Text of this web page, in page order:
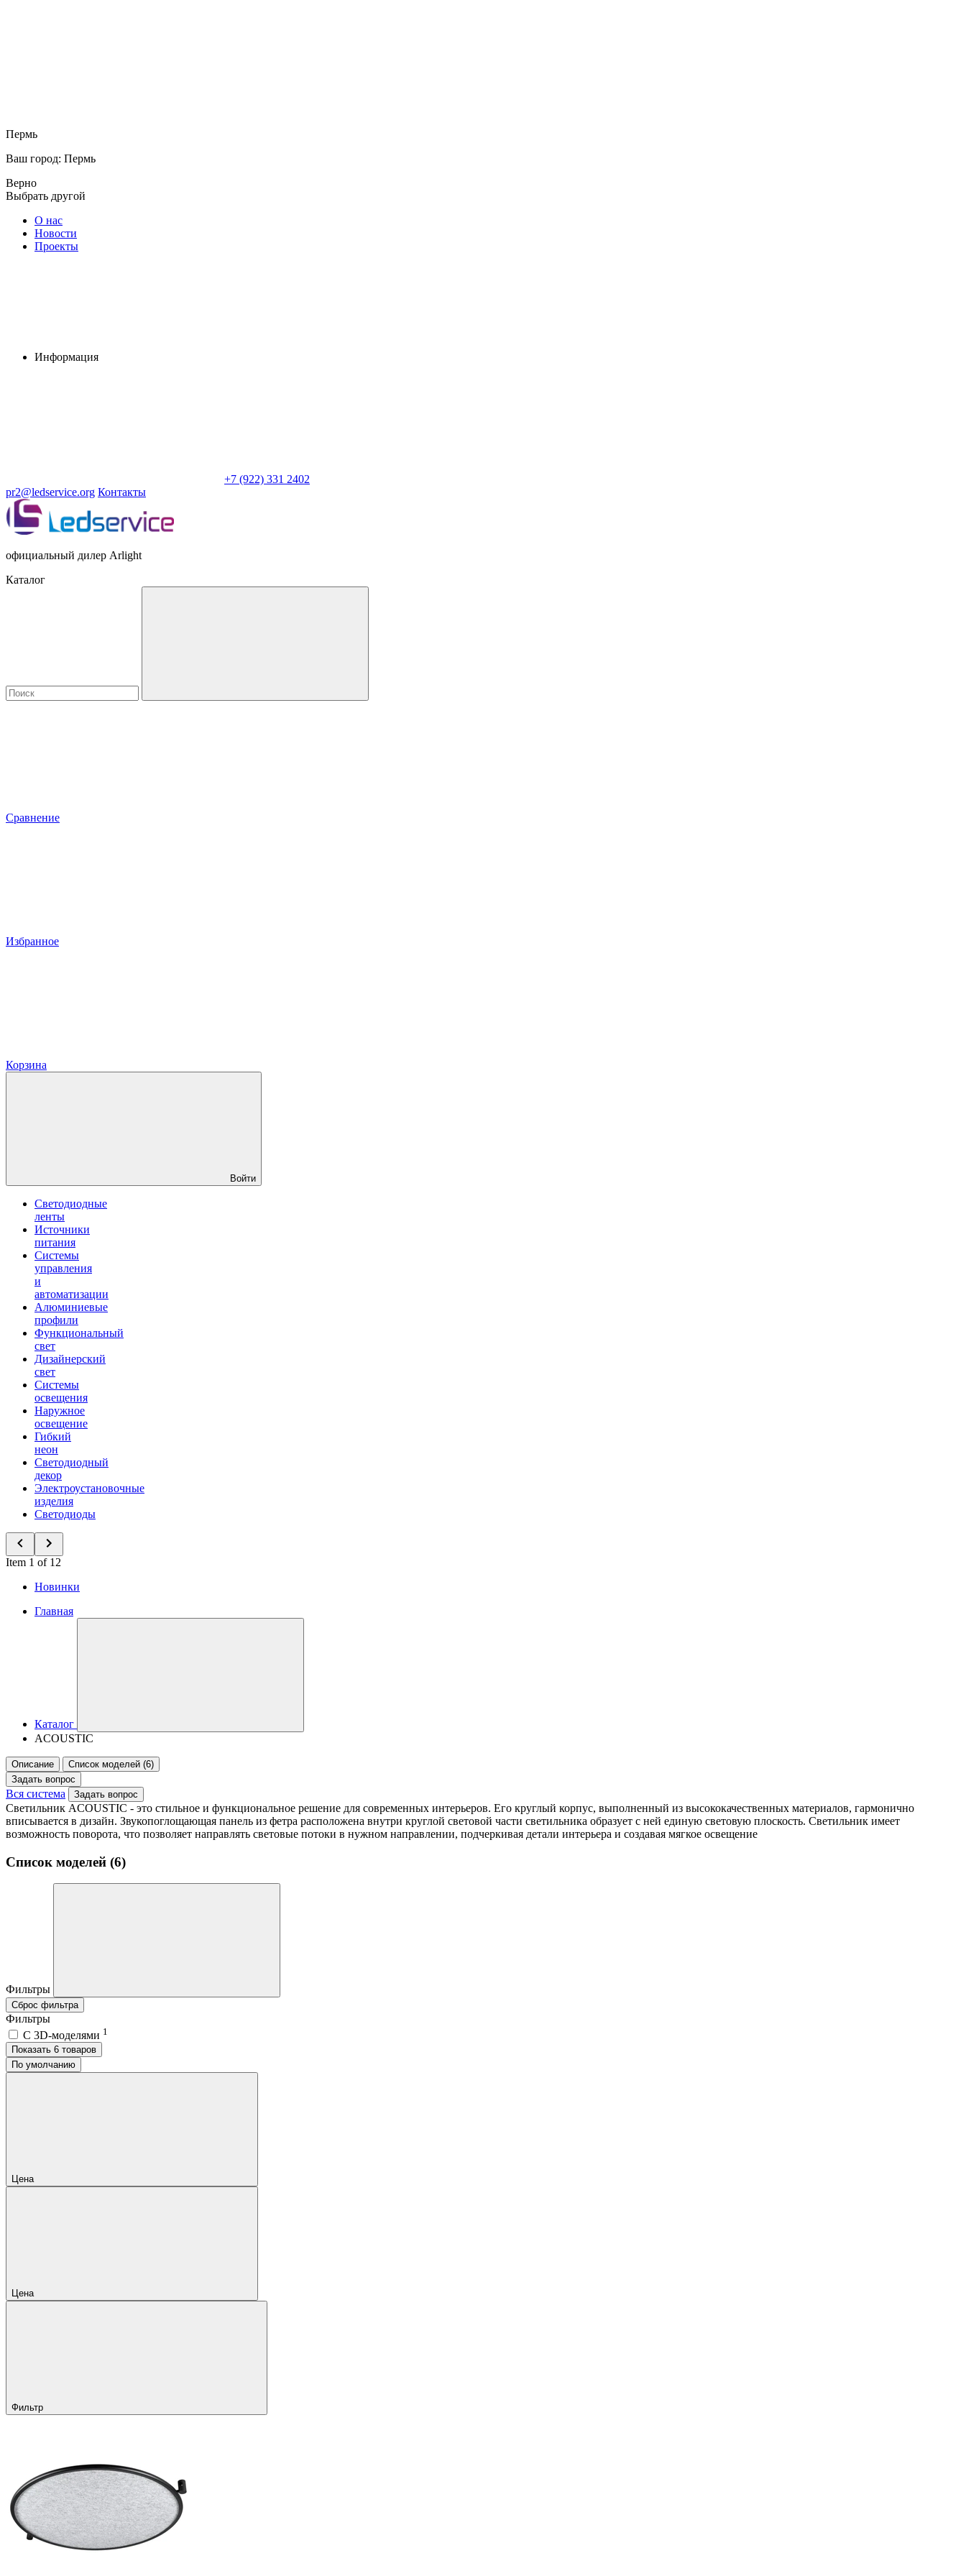
Пермь
Ваш город: Пермь
Верно
Выбрать другой
О нас
Новости
Проекты
Информация
+7 (922) 331 2402
pr2@ledservice.org Контакты
официальный дилер Arlight
Каталог
Сравнение
Избранное
Корзина
Войти
Светодиодные
ленты
Источники
питания
Системы
управления
и
автоматизации
Алюминиевые
профили
Функциональный
свет
Дизайнерский
свет
Системы
освещения
Наружное
освещение
Гибкий
неон
Светодиодный
декор
Электроустановочные
изделия
Светодиоды
Item 1 of 12
Новинки
Главная
Каталог
ACOUSTIC
Описание
Список моделей (6)
Задать вопрос
Вся система Задать вопрос
Светильник ACOUSTIC - это стильное и функциональное решение для современных интерьеров. Его круглый корпус, выполненный из высококачественных материалов, гармонично
вписывается в дизайн. Звукопоглощающая панель из фетра расположена внутри круглой световой части светильника образует с ней единую световую плоскость. Светильник имеет
возможность поворота, что позволяет направлять световые потоки в нужном направлении, подчеркивая детали интерьера и создавая мягкое освещение
Список моделей (6)
Фильтры
Сброс фильтра
Фильтры
C 3D-моделями 1
Показать 6 товаров
По умолчанию
Цена
Цена
Фильтр